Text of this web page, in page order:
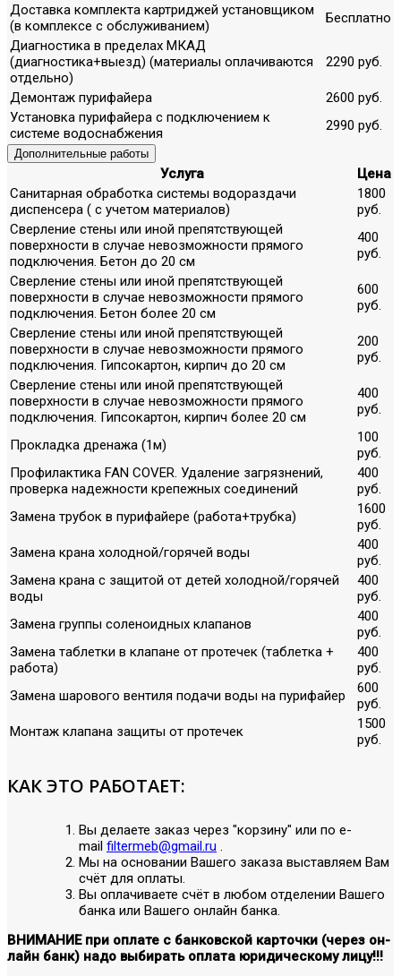
Доставка комплекта картриджей установщиком
(в комплексе с обслуживанием)
Бесплатно
Диагностика в пределах МКАД
(диагностика+выезд) (материалы оплачиваются
отдельно)
2290 руб.
Демонтаж пурифайера
2600 руб.
Установка пурифайера с подключением к
системе водоснабжения
2990 руб.
Дополнительные работы
Услуга
Цена
Санитарная обработка системы водораздачи
диспенсера ( с учетом материалов)
1800
руб.
Сверление стены или иной препятствующей
поверхности в случае невозможности прямого
подключения. Бетон до 20 см
400
руб.
Сверление стены или иной препятствующей
поверхности в случае невозможности прямого
подключения. Бетон более 20 см
600
руб.
Сверление стены или иной препятствующей
поверхности в случае невозможности прямого
подключения. Гипсокартон, кирпич до 20 см
200
руб.
Сверление стены или иной препятствующей
поверхности в случае невозможности прямого
подключения. Гипсокартон, кирпич более 20 см
400
руб.
Прокладка дренажа (1м)
100
руб.
Профилактика FAN COVER. Удаление загрязнений,
проверка надежности крепежных соединений
400
руб.
Замена трубок в пурифайере (работа+трубка)
1600
руб.
Замена крана холодной/горячей воды
400
руб.
Замена крана с защитой от детей холодной/горячей
воды
400
руб.
Замена группы соленоидных клапанов
400
руб.
Замена таблетки в клапане от протечек (таблетка +
работа)
400
руб.
Замена шарового вентиля подачи воды на пурифайер
600
руб.
Монтаж клапана защиты от протечек
1500
руб.
КАК ЭТО РАБОТАЕТ:
Вы делаете заказ через "корзину" или по е-
mail filtermeb@gmail.ru .
Мы на основании Вашего заказа выставляем Вам
счёт для оплаты.
Вы оплачиваете счёт в любом отделении Вашего
банка или Вашего онлайн банка.
ВНИМАНИЕ при оплате с банковской карточки (через он-
лайн банк) надо выбирать оплата юридическому лицу!!!